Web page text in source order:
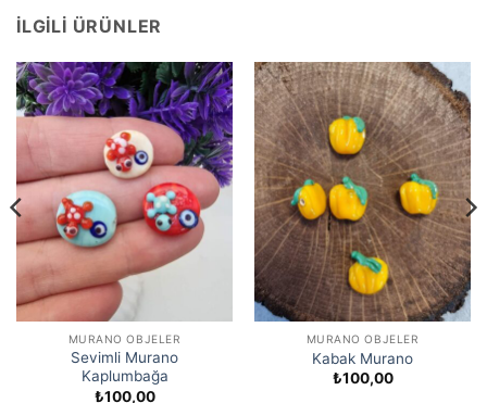
İLGILI ÜRÜNLER
MURANO OBJELER
Sevimli Murano
Kaplumbağa
₺100,00
MURANO OBJELER
Kabak Murano
₺100,00